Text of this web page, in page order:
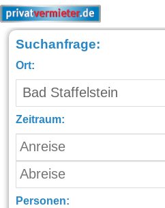
Suchanfrage:
Ort:
Zeitraum:
Personen: